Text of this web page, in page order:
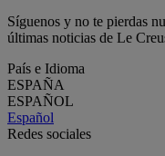
Síguenos y no te pierdas
últimas noticias de Le
País e Idioma
ESPAÑA
ESPAÑOL
Español
Redes sociales